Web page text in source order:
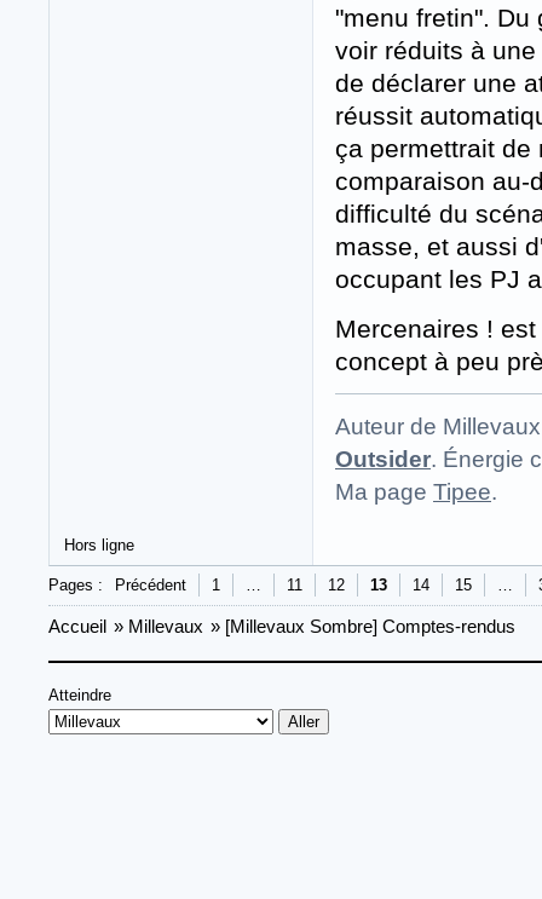
"menu fretin". Du
voir réduits à
de déclarer une
réussit
ça permettrait de
comparaison au-
difficulté du
masse, et aussi
occupant les PJ
Mercenaires !
concept à peu
Auteur de
Outsider. Énergie
Ma page Tipee.
Hors ligne
Pages : Précédent 1 11 12 13 14 15
Accueil » Millevaux » [Millevaux Sombre] Comptes-rendus
Atteindre